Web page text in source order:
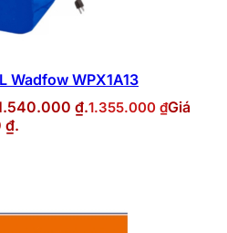
Wadfow WPX1A13
₫.1.355.000 ₫Giá
₫.